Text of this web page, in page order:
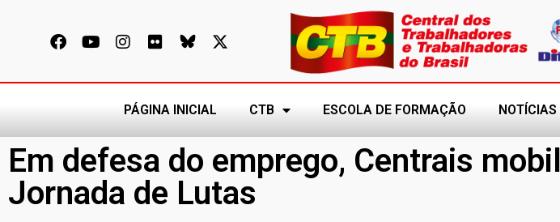
PÁGINA INICIAL CTB ESCOLA DE FORMAÇÃO NOTÍCIAS
Em defesa do emprego, Centrais
Jornada de Lutas